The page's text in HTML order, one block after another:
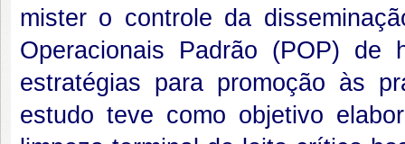
mister o controle da
Operacionais Padrão (POP) de
estratégias para promoção às
estudo teve como objetivo